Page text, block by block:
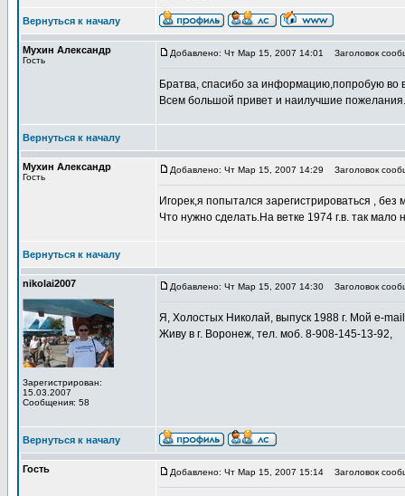
Вернуться к началу
Мухин Александр
Гость
Добавлено: Чт Мар 15, 2007 14:01 Заголовок
Братва, спасибо за информацию,попробую во
Всем большой привет и наилучшие пожелания.
Вернуться к началу
Мухин Александр
Гость
Добавлено: Чт Мар 15, 2007 14:29 Заголовок
Игорек,я попытался зарегистрироваться ,
Что нужно сделать.На ветке 1974 г.в. так
Вернуться к началу
nikolai2007
Зарегистрирован:
15.03.2007
Сообщения: 58
Добавлено: Чт Мар 15, 2007 14:30 Заголовок
Я, Холостых Николай, выпуск 1988 г. Мой e-
Живу в г. Воронеж, тел. моб. 8-908-145-13-92,
Вернуться к началу
Гость Добавлено: Чт Мар 15, 2007 15:14 Заголовок